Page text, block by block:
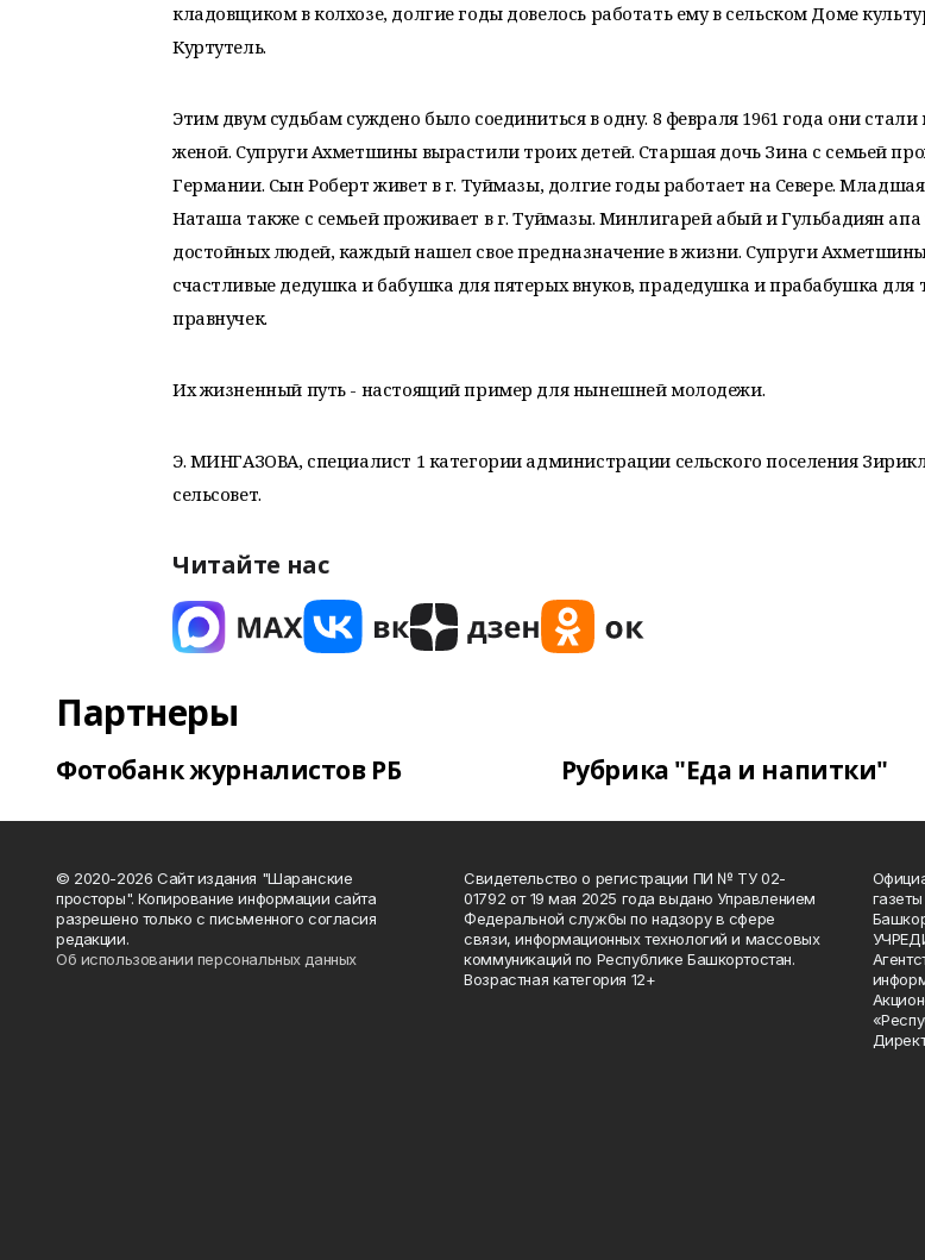
кладовщиком в колхозе, долгие годы довелось работать ему в сельском Доме
Куртутель.
Этим двум судьбам суждено было соединиться в одну. 8 февраля 1961 года они
женой. Супруги Ахметшины вырастили троих детей. Старшая дочь Зина с семьей
Германии. Сын Роберт живет в г. Туймазы, долгие годы работает на Севере.
Наташа также с семьей проживает в г. Туймазы. Минлигарей абый и Гульбадиян
достойных людей, каждый нашел свое предназначение в жизни. Супруги
счастливые дедушка и бабушка для пятерых внуков, прадедушка и прабабушка для
правнучек.
Их жизненный путь - настоящий пример для нынешней молодежи.
Э. МИНГАЗОВА, специалист 1 категории администрации сельского поселения
сельсовет.
Читайте нас
Партнеры
Фотобанк журналистов РБ Рубрика "Еда и напитки"
© 2020-2026 Сайт издания "Шаранские
просторы". Копирование информации сайта
разрешено только с письменного согласия
редакции.
Об использовании персональных данных
Свидетельство о регистрации ПИ № ТУ 02-
01792 от 19 мая 2025 года выдано Управлением
Федеральной службы по надзору в сфере
связи, информационных технологий и массовых
коммуникаций по Республике Башкортостан.
Возрастная категория 12+